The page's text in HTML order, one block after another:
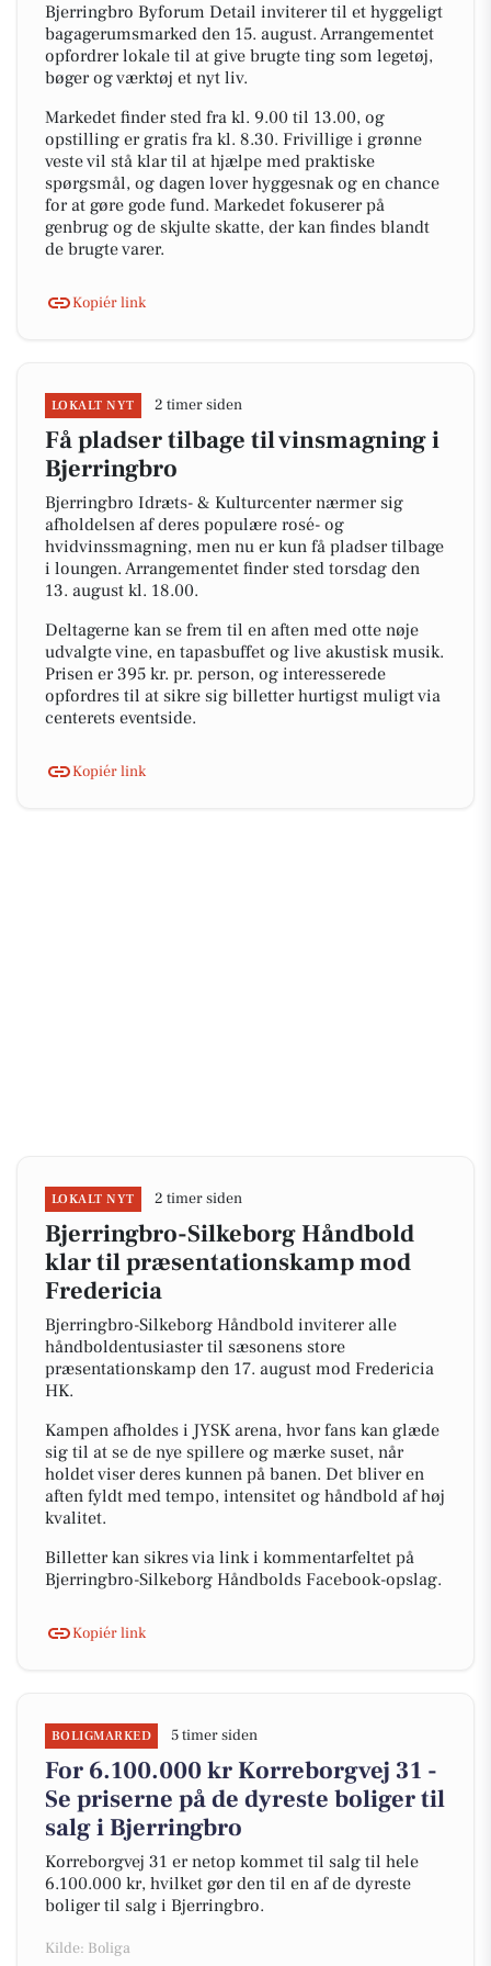
Bjerringbro Byforum Detail inviterer til et hyggeligt
bagagerumsmarked den 15. august. Arrangementet
opfordrer lokale til at give brugte ting som legetøj,
bøger og værktøj et nyt liv.
Markedet finder sted fra kl. 9.00 til 13.00, og
opstilling er gratis fra kl. 8.30. Frivillige i grønne
veste vil stå klar til at hjælpe med praktiske
spørgsmål, og dagen lover hyggesnak og en chance
for at gøre gode fund. Markedet fokuserer på
genbrug og de skjulte skatte, der kan findes blandt
de brugte varer.
Kopiér link
LOKALT NYT 2 timer siden
Få pladser tilbage til vinsmagning i
Bjerringbro
Bjerringbro Idræts- & Kulturcenter nærmer sig
afholdelsen af deres populære rosé- og
hvidvinssmagning, men nu er kun få pladser tilbage
i loungen. Arrangementet finder sted torsdag den
13. august kl. 18.00.
Deltagerne kan se frem til en aften med otte nøje
udvalgte vine, en tapasbuffet og live akustisk musik.
Prisen er 395 kr. pr. person, og interesserede
opfordres til at sikre sig billetter hurtigst muligt via
centerets eventside.
Kopiér link
LOKALT NYT 2 timer siden
Bjerringbro-Silkeborg Håndbold
klar til præsentationskamp mod
Fredericia
Bjerringbro-Silkeborg Håndbold inviterer alle
håndboldentusiaster til sæsonens store
præsentationskamp den 17. august mod Fredericia
HK.
Kampen afholdes i JYSK arena, hvor fans kan glæde
sig til at se de nye spillere og mærke suset, når
holdet viser deres kunnen på banen. Det bliver en
aften fyldt med tempo, intensitet og håndbold af høj
kvalitet.
Billetter kan sikres via link i kommentarfeltet på
Bjerringbro-Silkeborg Håndbolds Facebook-opslag.
Kopiér link
BOLIGMARKED 5 timer siden
For 6.100.000 kr Korreborgvej 31 -
Se priserne på de dyreste boliger til
salg i Bjerringbro
Korreborgvej 31 er netop kommet til salg til hele
6.100.000 kr, hvilket gør den til en af de dyreste
boliger til salg i Bjerringbro.
Kilde: Boliga